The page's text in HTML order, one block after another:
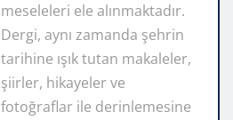
meseleleri ele alınmaktadır.
Dergi, aynı zamanda şehrin
tarihine ışık tutan makaleler,
şiirler, hikayeler ve
fotoğraflar ile derinlemesine